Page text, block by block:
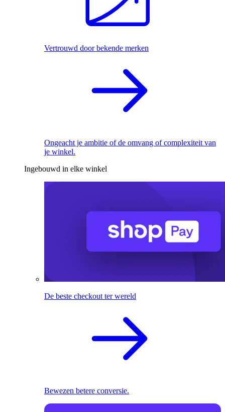
Vertrouwd door bekende merken
Ongeacht je ambitie of de omvang of complexiteit van
je winkel.
Ingebouwd in elke winkel
De beste checkout ter wereld
Bewezen betere conversie.